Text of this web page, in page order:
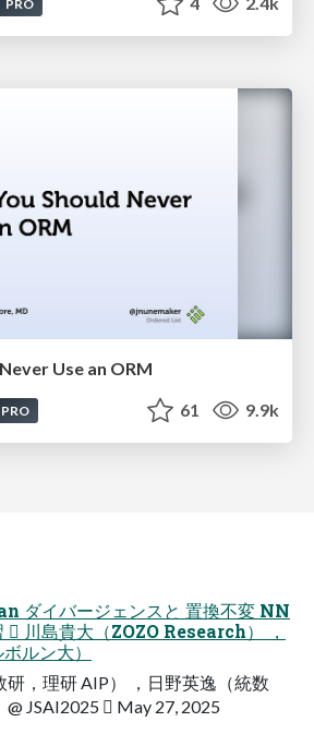
PRO
Use an ORM
PRO 61 9.9k
ダイバージェンスと 置換不変 NN
 川島貴大（ZOZO Research） ，
ルン大）
研，理研 AIP） ，日野英逸（統数
JSAI2025  May 27, 2025